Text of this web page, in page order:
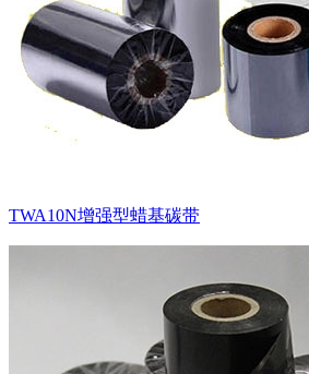
TWA10N增强型蜡基碳带